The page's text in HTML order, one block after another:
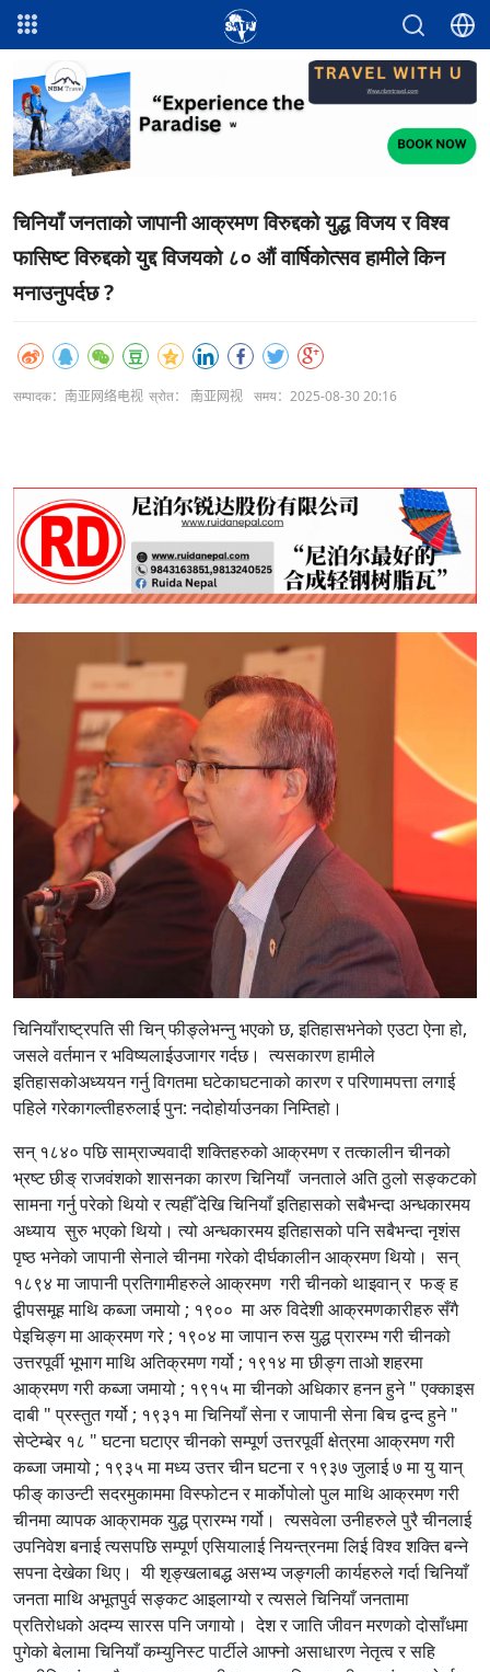
चिनियाँ जनताको जापानी आक्रमण विरुद्दको युद्ध विजय र विश्व
फासिष्ट विरुद्दको युद्द विजयको ८० औं वार्षिकोत्सव हामीले किन
मनाउनुपर्दछ ?
सम्पादक：南亚网络电视 स्रोत： 南亚网视 समय：2025-08-30 20:16
चिनियाँराष्ट्रपति सी चिन् फीङ्लेभन्नु भएको छ, इतिहासभनेको एउटा ऐना हो,
जसले वर्तमान र भविष्यलाईउजागर गर्दछ। त्यसकारण हामीले
इतिहासकोअध्ययन गर्नु विगतमा घटेकाघटनाको कारण र परिणामपत्ता लगाई
पहिले गरेकागल्तीहरुलाई पुन: नदोहोर्याउनका निम्तिहो।
सन् १८४० पछि साम्राज्यवादी शक्तिहरुको आक्रमण र तत्कालीन चीनको
भ्रष्ट छीङ् राजवंशको शासनका कारण चिनियाँ जनताले अति ठुलो सङ्कटको
सामना गर्नु परेको थियो र त्यहीँ देखि चिनियाँ इतिहासको सबैभन्दा अन्धकारमय
अध्याय सुरु भएको थियो। त्यो अन्धकारमय इतिहासको पनि सबैभन्दा नृशंस
पृष्ठ भनेको जापानी सेनाले चीनमा गरेको दीर्घकालीन आक्रमण थियो। सन्
१८९४ मा जापानी प्रतिगामीहरुले आक्रमण गरी चीनको थाइवान् र फङ् ह
द्वीपसमूह माथि कब्जा जमायो ; १९०० मा अरु विदेशी आक्रमणकारीहरु सँगै
पेइचिङ्ग मा आक्रमण गरे ; १९०४ मा जापान रुस युद्ध प्रारम्भ गरी चीनको
उत्तरपूर्वी भूभाग माथि अतिक्रमण गर्यो ; १९१४ मा छीङ्ग ताओ शहरमा
आक्रमण गरी कब्जा जमायो ; १९१५ मा चीनको अधिकार हनन हुने " एक्काइस
दाबी " प्रस्तुत गर्यो ; १९३१ मा चिनियाँ सेना र जापानी सेना बिच द्वन्द हुने "
सेप्टेम्बेर १८ " घटना घटाएर चीनको सम्पूर्ण उत्तरपूर्वी क्षेत्रमा आक्रमण गरी
कब्जा जमायो ; १९३५ मा मध्य उत्तर चीन घटना र १९३७ जुलाई ७ मा यु यान्
फीङ् काउन्टी सदरमुकाममा विस्फोटन र मार्कोपोलो पुल माथि आक्रमण गरी
चीनमा व्यापक आक्रामक युद्ध प्रारम्भ गर्यो। त्यसवेला उनीहरुले पुरै चीनलाई
उपनिवेश बनाई त्यसपछि सम्पूर्ण एसियालाई नियन्त्रनमा लिई विश्व शक्ति बन्ने
सपना देखेका थिए। यी शृङ्खलाबद्ध असभ्य जङ्गली कार्यहरुले गर्दा चिनियाँ
जनता माथि अभूतपुर्व सङ्कट आइलाग्यो र त्यसले चिनियाँ जनतामा
प्रतिरोधको अदम्य सारस पनि जगायो। देश र जाति जीवन मरणको दोसाँधमा
पुगेको बेलामा चिनियाँ कम्युनिस्ट पार्टीले आफ्नो असाधारण नेतृत्व र सहि